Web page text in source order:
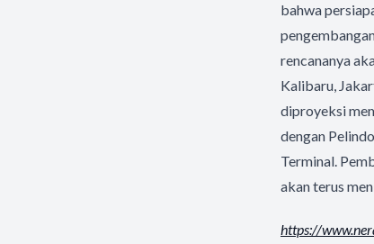
bahwa
rencananya
Kalibaru,
diproyeksi
dengan
Terminal.
akan terus
https://